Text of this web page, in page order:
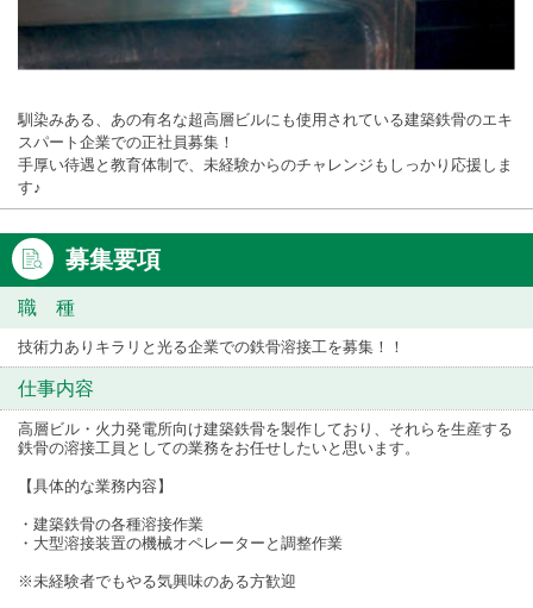
馴染みある、あの有名な超高層ビルにも使用されている建築鉄骨のエキ
スパート企業での正社員募集！
手厚い待遇と教育体制で、未経験からのチャレンジもしっかり応援しま
す♪
募集要項
職 種
技術力ありキラリと光る企業での鉄骨溶接工を募集！！
仕事内容
高層ビル・火力発電所向け建築鉄骨を製作しており、それらを生産する
鉄骨の溶接工員としての業務をお任せしたいと思います。
【具体的な業務内容】
・建築鉄骨の各種溶接作業
・大型溶接装置の機械オペレーターと調整作業
※未経験者でもやる気興味のある方歓迎